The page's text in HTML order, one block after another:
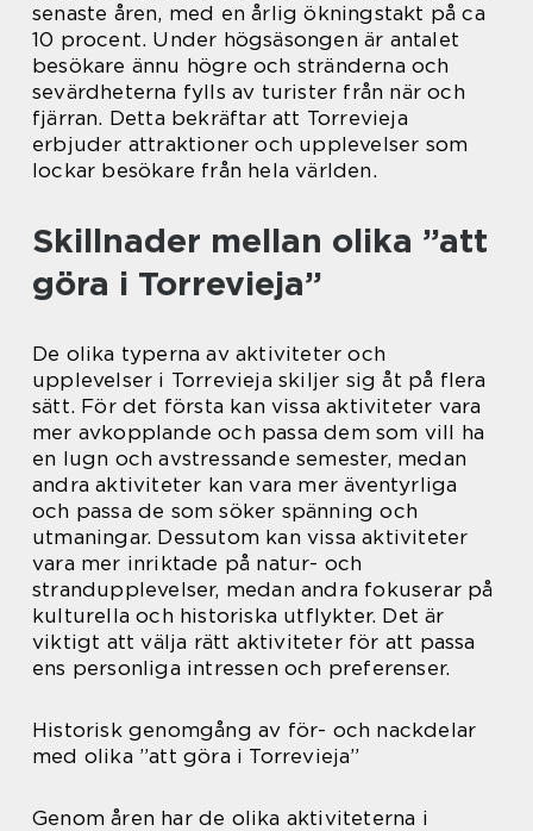
senaste åren, med en årlig ökningstakt på ca
10 procent. Under högsäsongen är antalet
besökare ännu högre och stränderna och
sevärdheterna fylls av turister från när och
fjärran. Detta bekräftar att Torrevieja
erbjuder attraktioner och upplevelser som
lockar besökare från hela världen.
Skillnader mellan olika ”att
göra i Torrevieja”
De olika typerna av aktiviteter och
upplevelser i Torrevieja skiljer sig åt på flera
sätt. För det första kan vissa aktiviteter vara
mer avkopplande och passa dem som vill ha
en lugn och avstressande semester, medan
andra aktiviteter kan vara mer äventyrliga
och passa de som söker spänning och
utmaningar. Dessutom kan vissa aktiviteter
vara mer inriktade på natur- och
strandupplevelser, medan andra fokuserar på
kulturella och historiska utflykter. Det är
viktigt att välja rätt aktiviteter för att passa
ens personliga intressen och preferenser.
Historisk genomgång av för- och nackdelar
med olika ”att göra i Torrevieja”
Genom åren har de olika aktiviteterna i